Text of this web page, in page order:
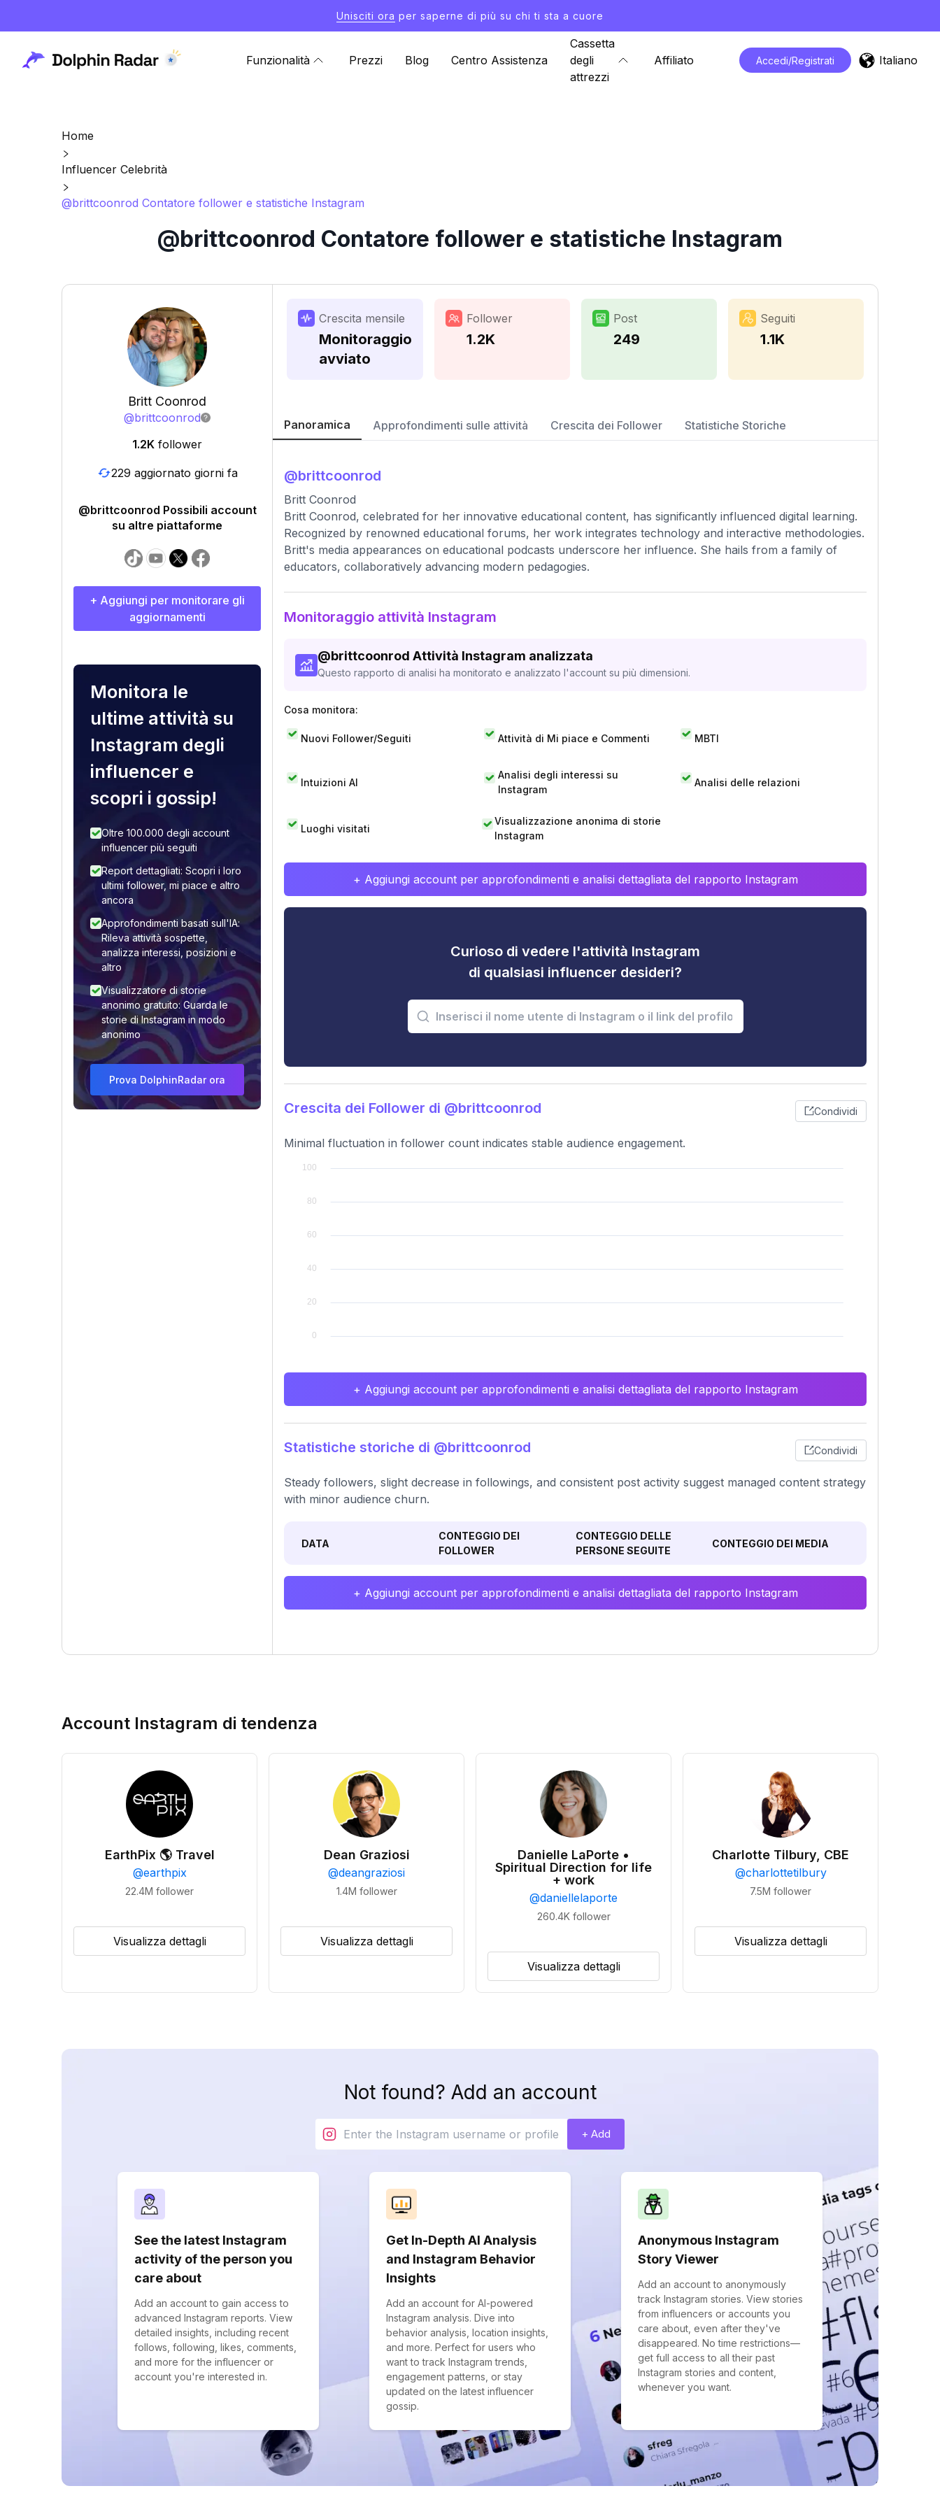
Unisciti ora per saperne di più su chi ti sta a cuore
Funzionalità Prezzi Blog Centro Assistenza
Cassetta
degli
attrezzi
Affiliato Accedi/Registrati Italiano
Home
Influencer Celebrità
@brittcoonrod Contatore follower e statistiche Instagram
@brittcoonrod Contatore follower e statistiche Instagram
Britt Coonrod
@brittcoonrod
1.2K follower
229 aggiornato giorni fa
@brittcoonrod Possibili account
su altre piattaforme
+ Aggiungi per monitorare gli
aggiornamenti
Monitora le
ultime attività su
Instagram degli
influencer e
scopri i gossip!
Oltre 100.000 degli account
influencer più seguiti
Report dettagliati: Scopri i loro
ultimi follower, mi piace e altro
ancora
Approfondimenti basati sull'IA:
Rileva attività sospette,
analizza interessi, posizioni e
altro
Visualizzatore di storie
anonimo gratuito: Guarda le
storie di Instagram in modo
anonimo
Prova DolphinRadar ora
Crescita mensile
Monitoraggio
avviato
Follower
1.2K
Post
249
Seguiti
1.1K
Panoramica Approfondimenti sulle attività Crescita dei Follower Statistiche Storiche
@brittcoonrod
Britt Coonrod
Britt Coonrod, celebrated for her innovative educational content, has significantly influenced digital learning.
Recognized by renowned educational forums, her work integrates technology and interactive methodologies.
Britt's media appearances on educational podcasts underscore her influence. She hails from a family of
educators, collaboratively advancing modern pedagogies.
Monitoraggio attività Instagram
@brittcoonrod Attività Instagram analizzata
Questo rapporto di analisi ha monitorato e analizzato l'account su più dimensioni.
Cosa monitora:
Nuovi Follower/Seguiti Attività di Mi piace e Commenti MBTI
Intuizioni AI
Analisi degli interessi su
Instagram
Analisi delle relazioni
Luoghi visitati
Visualizzazione anonima di storie
Instagram
+ Aggiungi account per approfondimenti e analisi dettagliata del rapporto Instagram
Curioso di vedere l'attività Instagram
di qualsiasi influencer desideri?
Crescita dei Follower di @brittcoonrod Condividi
Minimal fluctuation in follower count indicates stable audience engagement.
+ Aggiungi account per approfondimenti e analisi dettagliata del rapporto Instagram
Statistiche storiche di @brittcoonrod Condividi
Steady followers, slight decrease in followings, and consistent post activity suggest managed content strategy
with minor audience churn.
DATA
CONTEGGIO DEI
FOLLOWER
CONTEGGIO DELLE
PERSONE SEGUITE
CONTEGGIO DEI MEDIA
+ Aggiungi account per approfondimenti e analisi dettagliata del rapporto Instagram
Account Instagram di tendenza
EarthPix 🌎 Travel
@earthpix
22.4M follower
Visualizza dettagli
Dean Graziosi
@deangraziosi
1.4M follower
Visualizza dettagli
Danielle LaPorte •
Spiritual Direction for life
+ work
@daniellelaporte
260.4K follower
Visualizza dettagli
Charlotte Tilbury, CBE
@charlottetilbury
7.5M follower
Visualizza dettagli
Not found? Add an account
+ Add
See the latest Instagram
activity of the person you
care about
Add an account to gain access to
advanced Instagram reports. View
detailed insights, including recent
follows, following, likes, comments,
and more for the influencer or
account you're interested in.
Get In-Depth AI Analysis
and Instagram Behavior
Insights
Add an account for AI-powered
Instagram analysis. Dive into
behavior analysis, location insights,
and more. Perfect for users who
want to track Instagram trends,
engagement patterns, or stay
updated on the latest influencer
gossip.
Anonymous Instagram
Story Viewer
Add an account to anonymously
track Instagram stories. View stories
from influencers or accounts you
care about, even after they've
disappeared. No time restrictions—
get full access to all their past
Instagram stories and content,
whenever you want.